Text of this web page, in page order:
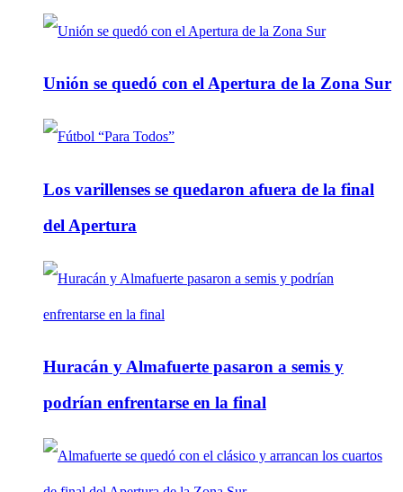
Unión se quedó con el Apertura de la Zona Sur
Los varillenses se quedaron afuera de la final
del Apertura
Huracán y Almafuerte pasaron a semis y
podrían enfrentarse en la final